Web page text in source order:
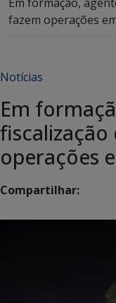
fazem operações
Notícias
Em
fiscalização
operações
Compartilhar: